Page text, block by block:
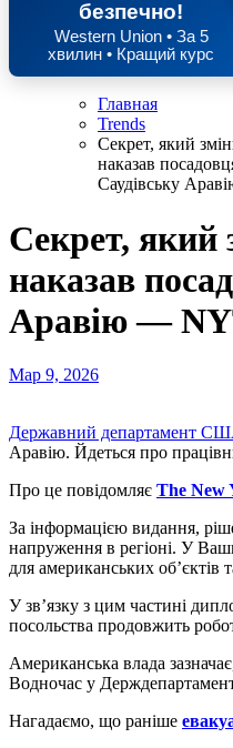
безпечно!
Western Union • За 5
хвилин • Кращий курс
Главная
Trends
Секрет, який
наказав
Саудівську
Секрет,
наказав
Аравію —
Мар 9, 2026
Державний департамент
Аравію. Йдеться про
Про це повідомляє The New
За інформацією видання,
напруження в регіоні. У
для американських об’єктів
У зв’язку з цим частині
посольства продовжить
Американська влада
Водночас у
Нагадаємо, що раніше